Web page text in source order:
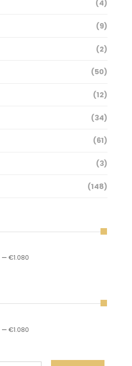
(4)
(9)
(2)
(50)
(12)
(34)
(61)
(3)
(148)
—€1.080
—€1.080